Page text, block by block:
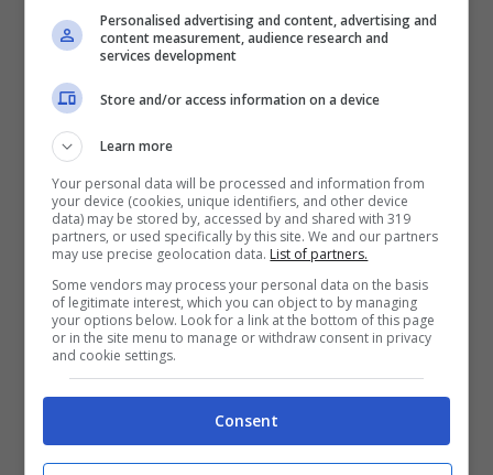
Ines Trocchia da urlo in
corsetto aderente e
scollato, corpo stupendo
e sensualità da vendere
Personalised advertising and content, advertising and
content measurement, audience research and
services development
Store and/or access information on a device
Learn more
Your personal data will be processed and information from
your device (cookies, unique identifiers, and other device
data) may be stored by, accessed by and shared with 319
partners, or used specifically by this site. We and our partners
may use precise geolocation data. List of partners.
Some vendors may process your personal data on the basis
of legitimate interest, which you can object to by managing
your options below. Look for a link at the bottom of this page
or in the site menu to manage or withdraw consent in privacy
and cookie settings.
Consent